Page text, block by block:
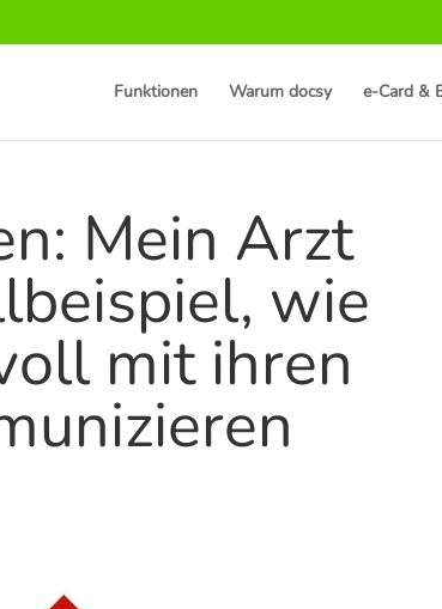
Funktionen Warum docsy e-Card &
Mein Arzt
wie
mit ihren